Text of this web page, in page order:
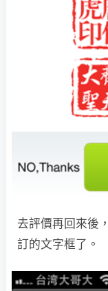
去評價再回來後
訂的文字框了。